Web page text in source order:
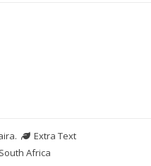
.
Extra Text
Africa